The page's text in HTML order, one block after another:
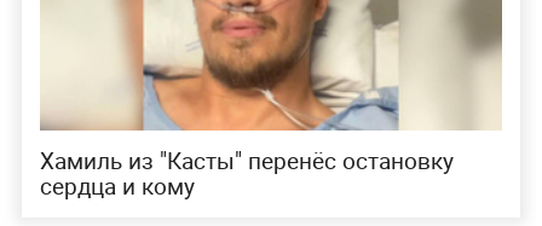
Хамиль из "Касты" перенёс остановку
сердца и кому